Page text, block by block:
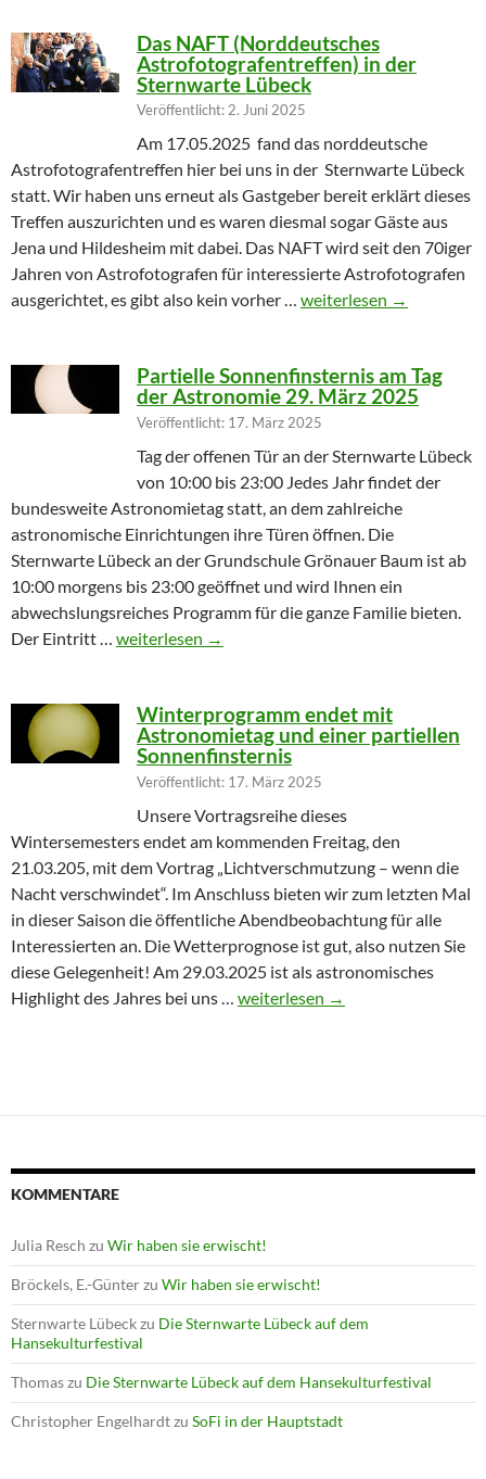
Das NAFT (Norddeutsches
Astrofotografentreffen) in der
Sternwarte Lübeck
Veröffentlicht: 2. Juni 2025
Am 17.05.2025 fand das norddeutsche
Astrofotografentreffen hier bei uns in der Sternwarte Lübeck
statt. Wir haben uns erneut als Gastgeber bereit erklärt dieses
Treffen auszurichten und es waren diesmal sogar Gäste aus
Jena und Hildesheim mit dabei. Das NAFT wird seit den 70iger
Jahren von Astrofotografen für interessierte Astrofotografen
ausgerichtet, es gibt also kein vorher … Das NAFT
weiterlesen →
Partielle Sonnenfinsternis am Tag
der Astronomie 29. März 2025
Veröffentlicht: 17. März 2025
Tag der offenen Tür an der Sternwarte Lübeck
von 10:00 bis 23:00 Jedes Jahr findet der
bundesweite Astronomietag statt, an dem zahlreiche
astronomische Einrichtungen ihre Türen öffnen. Die
Sternwarte Lübeck an der Grundschule Grönauer Baum ist ab
10:00 morgens bis 23:00 geöffnet und wird Ihnen ein
abwechslungsreiches Programm für die ganze Familie bieten.
Der Eintritt … Partielle Sonnenfinsternis am Tag der
weiterlesen →
Winterprogramm endet mit
Astronomietag und einer partiellen
Sonnenfinsternis
Veröffentlicht: 17. März 2025
Unsere Vortragsreihe dieses
Wintersemesters endet am kommenden Freitag, den
21.03.205, mit dem Vortrag „Lichtverschmutzung – wenn die
Nacht verschwindet“. Im Anschluss bieten wir zum letzten Mal
in dieser Saison die öffentliche Abendbeobachtung für alle
Interessierten an. Die Wetterprognose ist gut, also nutzen Sie
diese Gelegenheit! Am 29.03.2025 ist als astronomisches
Highlight des Jahres bei uns … Winterprogramm endet mit
weiterlesen →
KOMMENTARE
Julia Resch zu Wir haben sie erwischt!
Bröckels, E.-Günterzu Wir haben sie erwischt!
Sternwarte Lübeckzu Die Sternwarte Lübeck auf dem
Hansekulturfestival
Thomaszu Die Sternwarte Lübeck auf dem Hansekulturfestival
Christopher Engelhardtzu SoFi in der Hauptstadt